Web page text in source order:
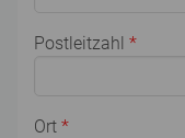
Postleitzahl *
Ort *